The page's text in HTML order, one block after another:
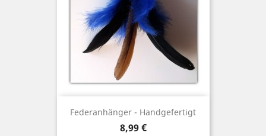
Federanhänger - Handgefertigt
Preis
8,99 €